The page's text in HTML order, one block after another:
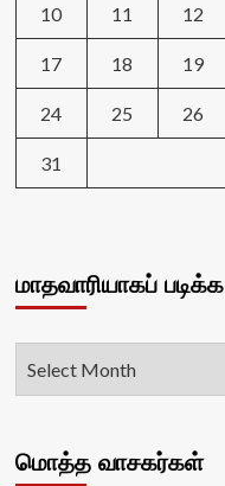
10 11 12
17 18 19
24 25 26
31
மாதவாரியாகப் படிக்க
மொத்த வாசகர்கள்